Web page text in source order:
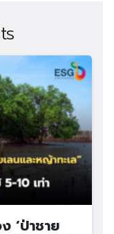
‘ป่าชาย